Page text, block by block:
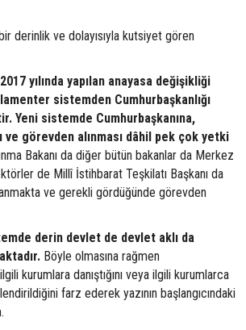
derinlik ve dolayısıyla kutsiyet gören
2017 yılında yapılan anayasa değişikliği
sistemden Cumhurbaşkanlığı
Yeni sistemde Cumhurbaşkanına,
ve görevden alınması dâhil pek çok yetki
Bakanı da diğer bütün bakanlar da Merkez
de Millî İstihbarat Teşkilatı Başkanı da
ve gerekli gördüğünde görevden
derin devlet de devlet aklı da
Böyle olmasına rağmen
kurumlara danıştığını veya ilgili kurumlarca
farz ederek yazının başlangıcındaki